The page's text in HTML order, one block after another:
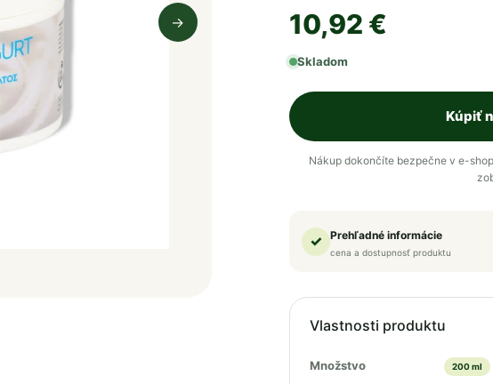
→
Nasledujúci obrázok10,92 €
Skladom
Kúpiť
Nákup dokončíte bezpečne v e-
✓ Prehľadné informácie
cena a dostupnosť produktu
Vlastnosti produktu
Množstvo 200 ml